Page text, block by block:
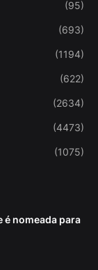
(95)
(693)
(1194)
(622)
(2634)
(4473)
(1075)
nomeada para